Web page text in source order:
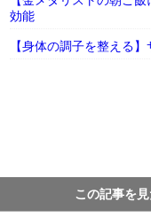
効能
【身体の調子を整える
この記事を